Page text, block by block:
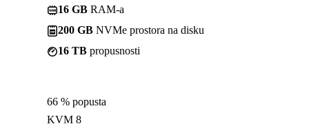
16 GB RAM-a
200 GB NVMe prostora na disku
16 TB propusnosti
66 % popusta
KVM 8